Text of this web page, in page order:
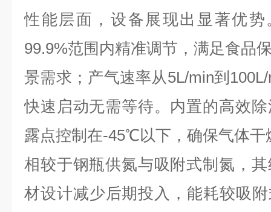
性能层面，设备展现出显著优
99.9%范围内精准调节，满足食品
景需求；产气速率从5L/min到
快速启动无需等待。内置的高效
露点控制在-45℃以下，确保气体干
相较于钢瓶供氮与吸附式制氮，
材设计减少后期投入，能耗较吸